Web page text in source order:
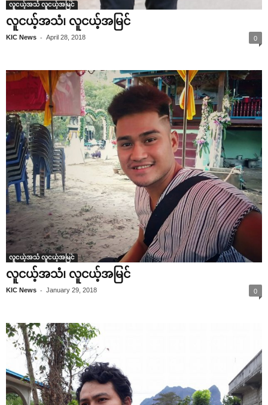
လူငယ့်အသံ လူငယ့်အမြင်
လူငယ့်အသံ၊ လူငယ့်အမြင်
KIC News - April 28, 2018 0
လူငယ့်အသံ လူငယ့်အမြင်
လူငယ့်အသံ၊ လူငယ့်အမြင်
KIC News - January 29, 2018 0